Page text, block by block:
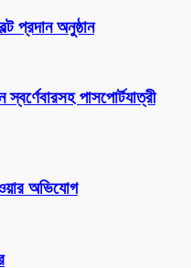
প্রদান অনুষ্ঠান
পাসপোর্টযাত্রী
অভিযোগ